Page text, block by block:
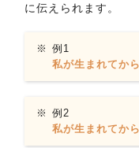
に伝えられます。
例1
私が生まれてか
例2
私が生まれてか